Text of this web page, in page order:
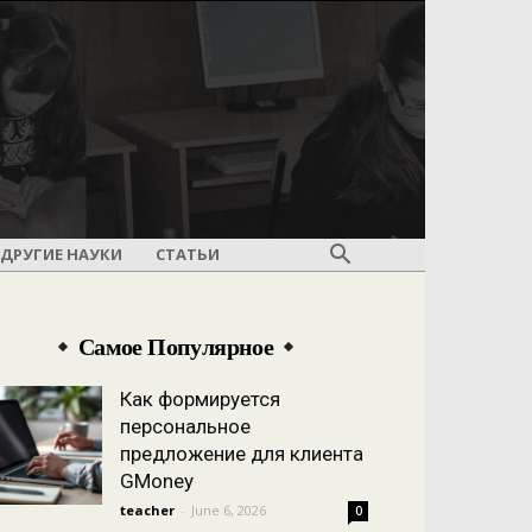
ДРУГИЕ НАУКИ СТАТЬИ
Самое Популярное
Как формируется
персональное
предложение для клиента
GMoney
teacher - June 6, 2026 0